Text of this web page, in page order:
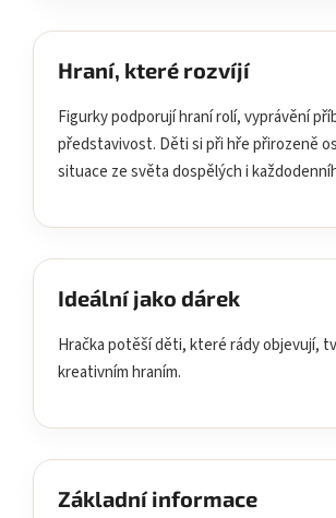
Hraní, které rozvíjí
Figurky podporují hraní rolí, vyprávění
představivost. Děti si při hře přirozeně
situace ze světa dospělých i
Ideální jako dárek
Hračka potěší děti, které rády objevují,
kreativním hraním.
Základní informace